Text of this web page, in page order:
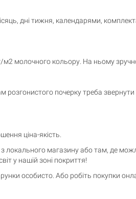
дні тижня, календарями,
молочного кольору. На ньому
почерку треба звернути
ціна-якість.
локального магазину або там, де
у нашій зоні покриття!
особисто. Або робіть покупки